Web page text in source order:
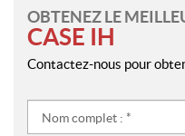
OBTENEZ LE
CASE IH
Contactez-nous pour
complet